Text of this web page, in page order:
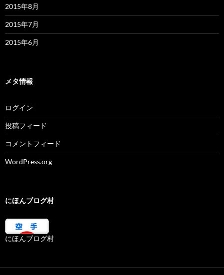
2015年8月
2015年7月
2015年6月
メタ情報
ログイン
投稿フィード
コメントフィード
WordPress.org
にほんブログ村
にほんブログ村